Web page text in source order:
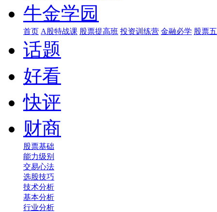
牛金学园
首页 A股特战课 股票提高班 投资训练营 金融必学 股票
话题
好看
快评
财商
股票基础
能力级别
交易心法
选股技巧
技术分析
基本分析
行业分析